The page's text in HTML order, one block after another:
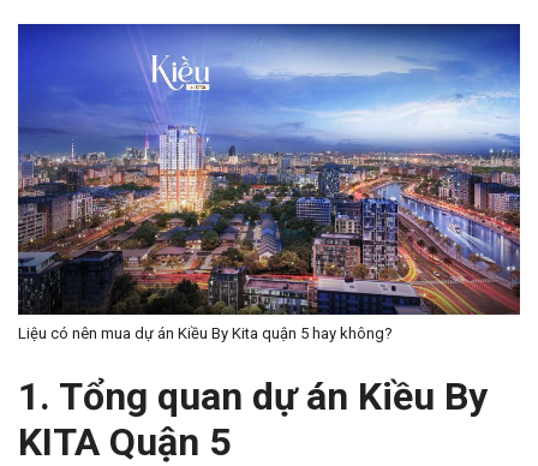
Liệu có nên mua dự án Kiều By Kita quận 5 hay không?
1. Tổng quan dự án Kiều By
KITA Quận 5